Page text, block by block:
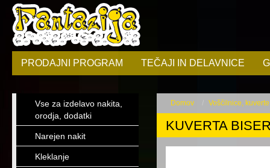
PRODAJNI PROGRAM TEČAJI IN DELAVNICE
Vse za izdelavo nakita,
orodja, dodatki
Narejen nakit
Kleklanje
Domov Voščilnice, kuverte
KUVERTA